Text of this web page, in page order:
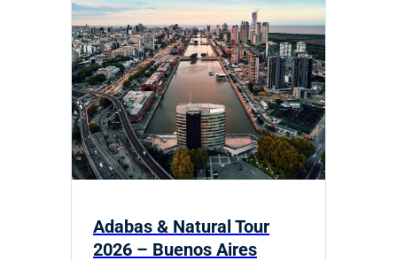
Adabas & Natural Tour
2026 – Buenos Aires